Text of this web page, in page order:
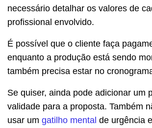
necessário detalhar os valores de
profissional envolvido.
É possível que o cliente faça
enquanto a produção está sendo
também precisa estar no
Se quiser, ainda pode adicionar um
validade para a proposta. Também
usar um gatilho mental de urgência